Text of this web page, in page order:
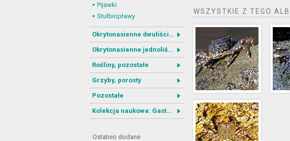
Pijawki
Stułbiopławy
Okrytonasienne dwuliścienne
Okrytonasienne jednoliścienne
Rośliny, pozostałe
Grzyby, porosty
Pozostałe
Kolekcja naukowa: Gastrotricha
Ostatnio dodane
WSZYSTKIE Z TEGO